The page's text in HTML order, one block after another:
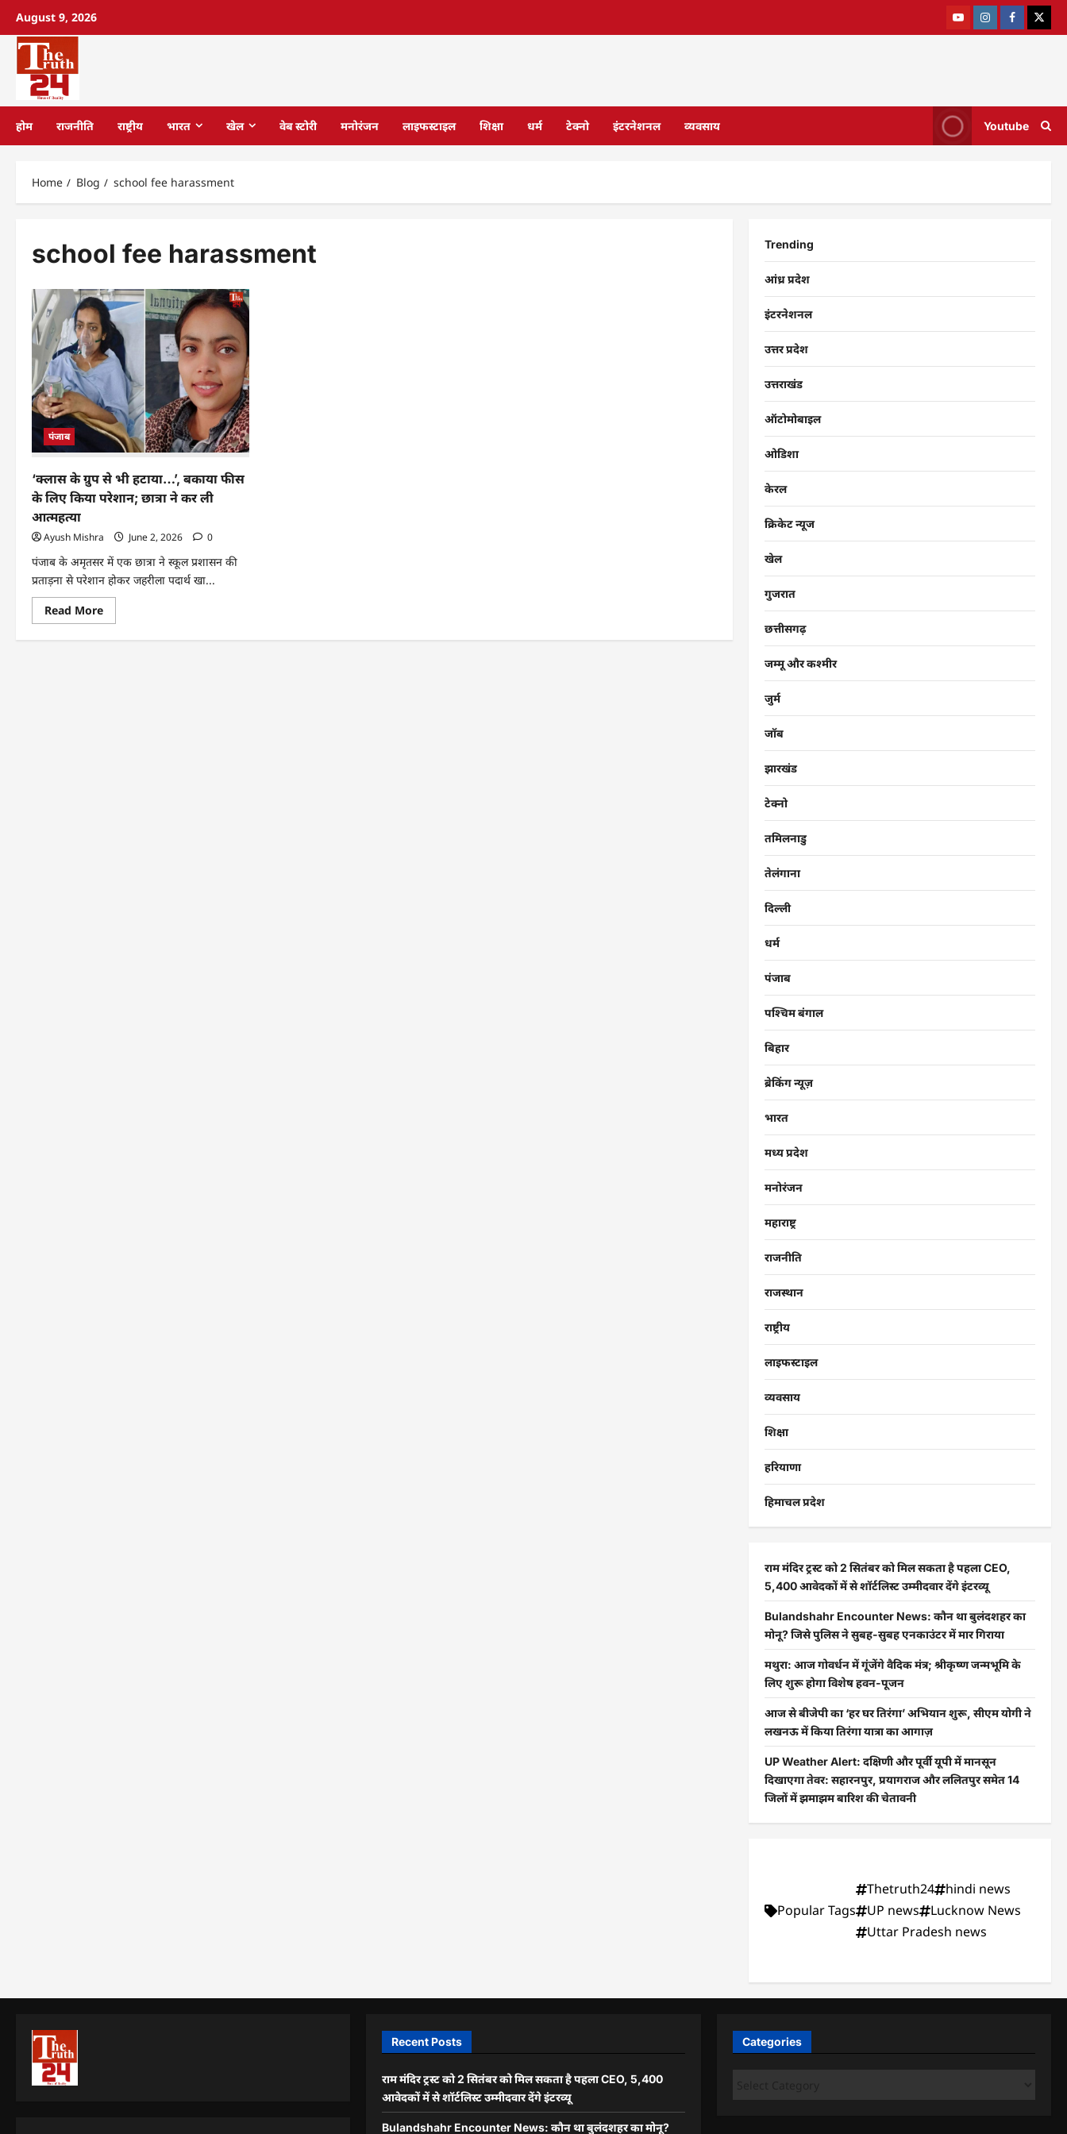
August 9, 2026
होम राजनीति राष्ट्रीय भारत खेल वेब स्टोरी मनोरंजन लाइफस्टाइल शिक्षा धर्म टेक्नो इंटरनेशनल व्यवसाय Youtube
Home Blog school fee harassment
school fee harassment
पंजाब
‘क्लास के ग्रुप से भी हटाया…’, बकाया फीस
के लिए किया परेशान; छात्रा ने कर ली
आत्महत्या
Ayush Mishra June 2, 2026 0
पंजाब के अमृतसर में एक छात्रा ने स्कूल प्रशासन की
प्रताड़ना से परेशान होकर जहरीला पदार्थ खा...
Read More
Trending
आंध्र प्रदेश
इंटरनेशनल
उत्तर प्रदेश
उत्तराखंड
ऑटोमोबाइल
ओडिशा
केरल
क्रिकेट न्यूज
खेल
गुजरात
छत्तीसगढ़
जम्मू और कश्मीर
जुर्म
जॉब
झारखंड
टेक्नो
तमिलनाडु
तेलंगाना
दिल्ली
धर्म
पंजाब
पश्चिम बंगाल
बिहार
ब्रेकिंग न्यूज़
भारत
मध्य प्रदेश
मनोरंजन
महाराष्ट्र
राजनीति
राजस्थान
राष्ट्रीय
लाइफस्टाइल
व्यवसाय
शिक्षा
हरियाणा
हिमाचल प्रदेश
राम मंदिर ट्रस्ट को 2 सितंबर को मिल सकता है पहला CEO,
5,400 आवेदकों में से शॉर्टलिस्ट उम्मीदवार देंगे इंटरव्यू
Bulandshahr Encounter News: कौन था बुलंदशहर का
मोनू? जिसे पुलिस ने सुबह-सुबह एनकाउंटर में मार गिराया
मथुरा: आज गोवर्धन में गूंजेंगे वैदिक मंत्र; श्रीकृष्ण जन्मभूमि के
लिए शुरू होगा विशेष हवन-पूजन
आज से बीजेपी का ‘हर घर तिरंगा’ अभियान शुरू, सीएम योगी ने
लखनऊ में किया तिरंगा यात्रा का आगाज़
UP Weather Alert: दक्षिणी और पूर्वी यूपी में मानसून
दिखाएगा तेवर: सहारनपुर, प्रयागराज और ललितपुर समेत 14
जिलों में झमाझम बारिश की चेतावनी
Popular Tags
Thetruth24
hindi news
UP news
Lucknow News
Uttar Pradesh news
Recent Posts
राम मंदिर ट्रस्ट को 2 सितंबर को मिल सकता है पहला CEO, 5,400
आवेदकों में से शॉर्टलिस्ट उम्मीदवार देंगे इंटरव्यू
Bulandshahr Encounter News: कौन था बुलंदशहर का मोनू?
Categories